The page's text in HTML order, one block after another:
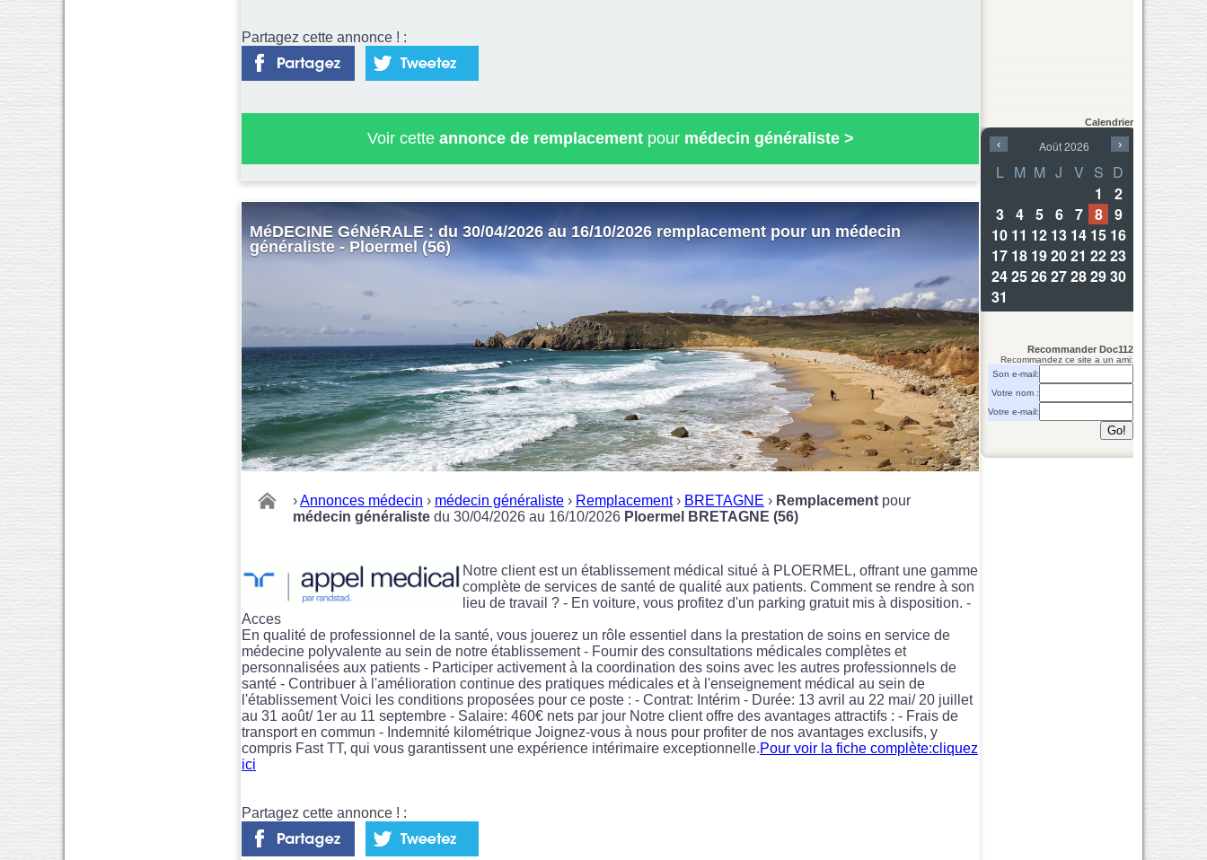
Partagez cette annonce ! :
Voir cette annonce de remplacementpour médecin généraliste>
MéDECINE GéNéRALE : du 30/04/2026 au 16/10/2026 remplacement pour un médecin
généraliste - Ploermel (56)
›Annonces médecin › médecin généraliste › Remplacement › BRETAGNE › Remplacement pour
médecin généraliste du 30/04/2026 au 16/10/2026 Ploermel BRETAGNE (56)
Notre client est un établissement médical situé à PLOERMEL, offrant une gamme
complète de services de santé de qualité aux patients. Comment se rendre à son
lieu de travail ? - En voiture, vous profitez d'un parking gratuit mis à disposition. -
Acces
En qualité de professionnel de la santé, vous jouerez un rôle essentiel dans la prestation de soins en service de
médecine polyvalente au sein de notre établissement - Fournir des consultations médicales complètes et
personnalisées aux patients - Participer activement à la coordination des soins avec les autres professionnels de
santé - Contribuer à l'amélioration continue des pratiques médicales et à l'enseignement médical au sein de
l'établissement Voici les conditions proposées pour ce poste : - Contrat: Intérim - Durée: 13 avril au 22 mai/ 20 juillet
au 31 août/ 1er au 11 septembre - Salaire: 460€ nets par jour Notre client offre des avantages attractifs : - Frais de
transport en commun - Indemnité kilométrique Joignez-vous à nous pour profiter de nos avantages exclusifs, y
compris Fast TT, qui vous garantissent une expérience intérimaire exceptionnelle.Pour voir la fiche complète:cliquez
ici
Partagez cette annonce ! :
Calendrier
Recommander Doc112
Recommandez ce site a un ami:
Son e-mail:
Votre nom :
Votre e-mail: